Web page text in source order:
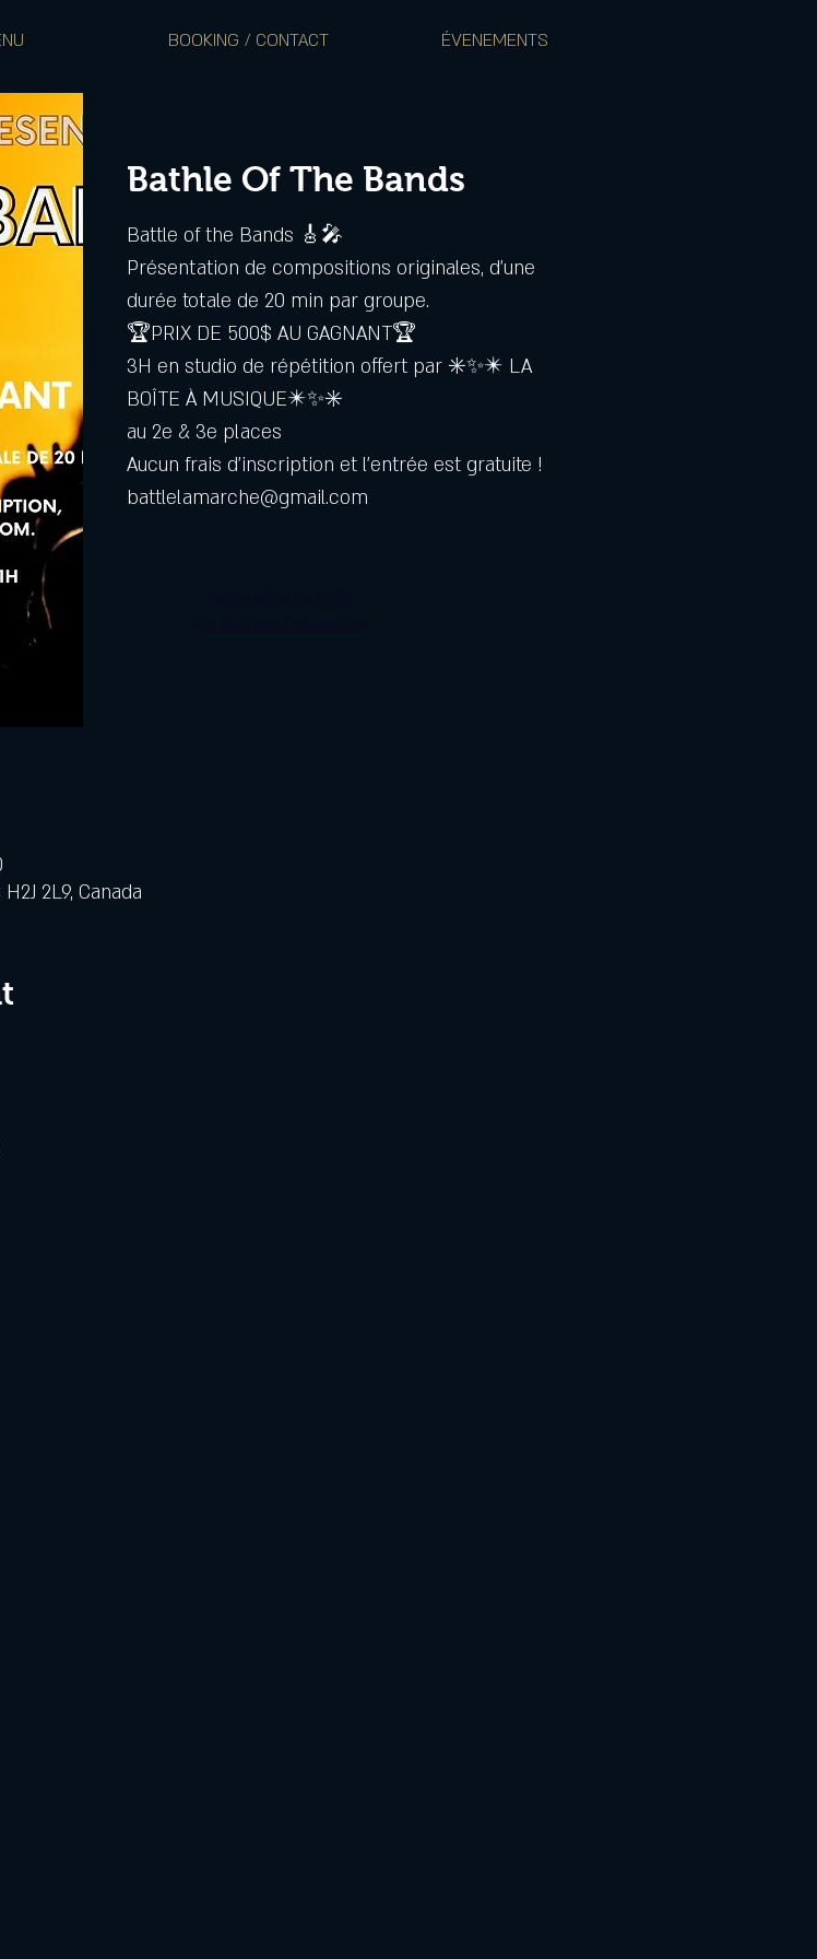
BOOKING / CONTACT ÉVENEMENTS
Bathle Of The Bands
Battle of the Bands 🎸🎤
Présentation de compositions originales, d'une
durée totale de 20 min par groupe.
🏆PRIX DE 500$ AU GAGNANT🏆
3H en studio de répétition offert par ✳️✨✴️ LA
BOÎTE À MUSIQUE✴️✨✳️
au 2e & 3e places
Aucun frais d'inscription et l'entrée est gratuite !
battlelamarche@gmail.com
2L9, Canada